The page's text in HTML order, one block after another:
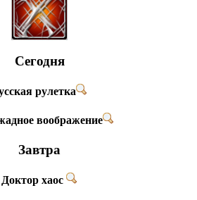
Сегодня
рулетка
воображение
Завтра
Доктор хаос